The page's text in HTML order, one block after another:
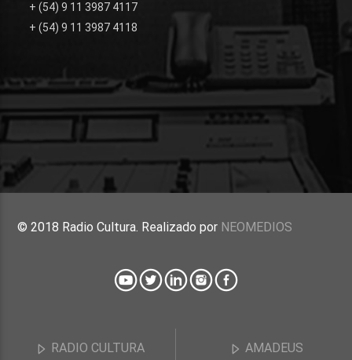
RADIO CULTURA AMADEUS
+ (54) 9 11 3987 4117
+ (54) 9 11 3987 4118
© 2018 Radio Cultura. Realizado por NEOMEDIOS